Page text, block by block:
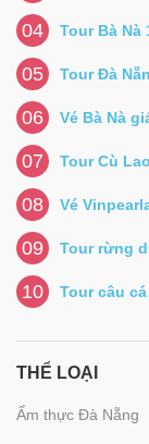
04 Tour Bà Nà
05 Tour Đà
06 Vé Bà Nà
07 Tour Cù
08 Vé
09 Tour rừng
10 Tour câu
THỂ LOẠI
Ẩm thực Đà Nẵng